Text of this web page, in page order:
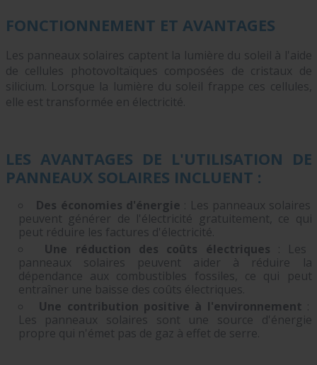
FONCTIONNEMENT ET AVANTAGES
Les panneaux solaires captent la lumière du soleil à l'aide
de cellules photovoltaïques composées de cristaux de
silicium. Lorsque la lumière du soleil frappe ces cellules,
elle est transformée en électricité.
LES AVANTAGES DE L'UTILISATION DE
PANNEAUX SOLAIRES INCLUENT :
Des économies d'énergie : Les panneaux solaires
peuvent générer de l'électricité gratuitement, ce qui
peut réduire les factures d'électricité.
Une réduction des coûts électriques : Les
panneaux solaires peuvent aider à réduire la
dépendance aux combustibles fossiles, ce qui peut
entraîner une baisse des coûts électriques.
Une contribution positive à l'environnement :
Les panneaux solaires sont une source d'énergie
propre qui n'émet pas de gaz à effet de serre.